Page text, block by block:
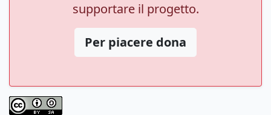
supportare il progetto.
Per piacere dona